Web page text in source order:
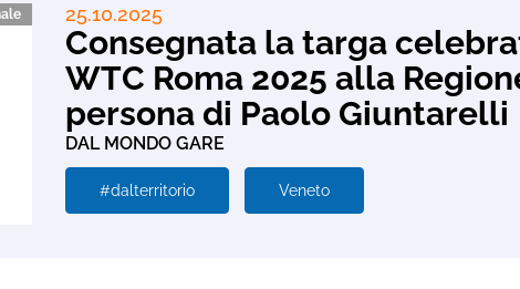
25.10.2025
Consegnata la targa
WTC Roma 2025 alla
persona di Paolo Giuntarelli
DAL MONDO GARE
#dalterritorio Veneto